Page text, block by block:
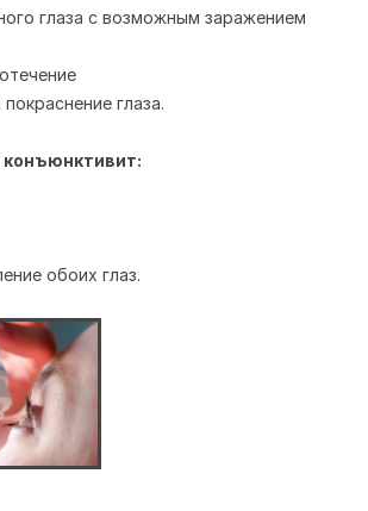
глаза с возможным заражением
глаза.
конъюнктивит:
обоих глаз.